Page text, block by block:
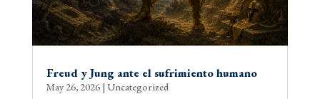
Freud y Jung ante el sufrimiento humano
May 26, 2026| Uncategorized